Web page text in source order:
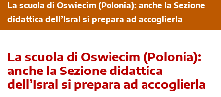
La scuola di Oswiecim (Polonia): anche la Sezione
didattica dell’Isral si prepara ad accoglierla
La scuola di Oswiecim (Polonia):
anche la Sezione didattica
dell’Isral si prepara ad accoglierla